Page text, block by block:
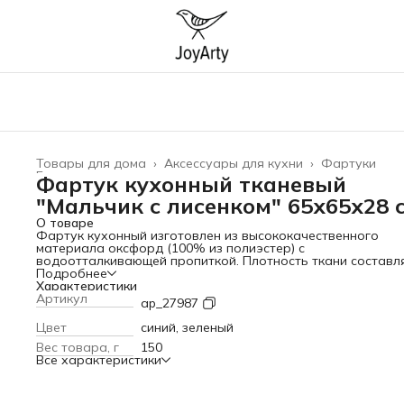
Фартуки
Аксессуары для кухни ›
Товары для дома ›
Главная
Фартук кухонный тканевый
"Мальчик с лисенком" 65х65х28
О товаре
Фартук кухонный изготовлен из высококачественного
материала оксфорд (100% из полиэстер) с
водоотталкивающей пропиткой. Плотность ткани
200 г/кв.м, что обеспечивает защиту от брызг и пятен.
Особенностью изделия является его дизайн. Яркий и
красочный принт нанесен методом сублимационной
Гипоаллергенные чернила гарантируют стойкость
его сохранность после многочисленных стирок.
крепление позволяет использовать его людям любой
комплекции и возраста. Завязки надежно фиксируются на
теле. Изделие можно стирать при температуре 30-40
Подробнее
Характеристики
Артикул
ap_27987
Цвет
синий, зеленый
Вес товара, г
150
Все характеристики